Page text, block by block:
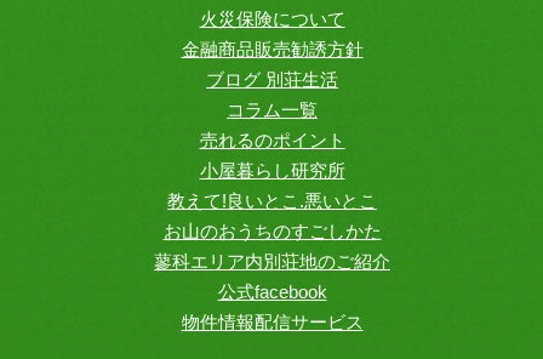
火災保険について
金融商品販売勧誘方針
ブログ 別荘生活
コラム一覧
売れるのポイント
小屋暮らし研究所
教えて!良いとこ.悪いとこ
お山のおうちのすごしかた
蓼科エリア内別荘地のご紹介
公式facebook
物件情報配信サービス